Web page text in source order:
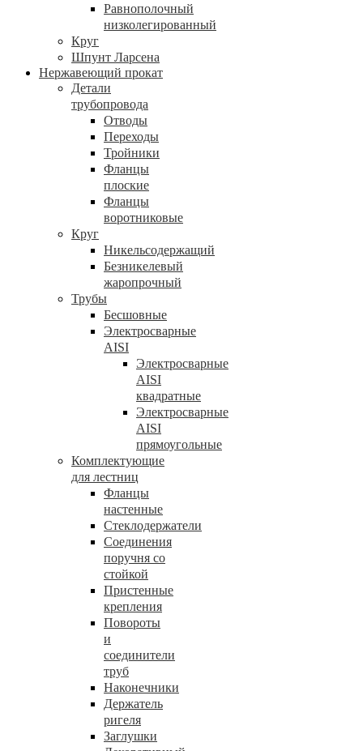
Равнополочный
низколегированный
Круг
Шпунт Ларсена
Нержавеющий прокат
Детали
трубопровода
Отводы
Переходы
Тройники
Фланцы
плоские
Фланцы
воротниковые
Круг
Никельсодержащий
Безникелевый
жаропрочный
Трубы
Бесшовные
Электросварные
AISI
Электросварные
AISI
квадратные
Электросварные
AISI
прямоугольные
Комплектующие
для лестниц
Фланцы
настенные
Стеклодержатели
Соединения
поручня со
стойкой
Пристенные
крепления
Повороты
и
соединители
труб
Наконечники
Держатель
ригеля
Заглушки